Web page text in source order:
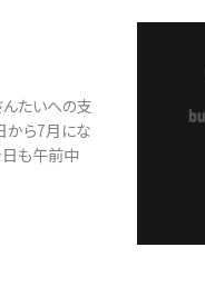
んたいへの支
から7月にな
日も午前中